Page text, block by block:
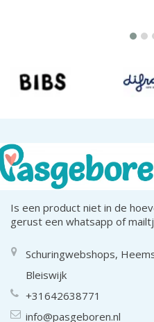
Is een product niet in de
gerust een whatsapp of
Schuringwebshops,
Bleiswijk
+31642638771
info@pasgeboren.nl